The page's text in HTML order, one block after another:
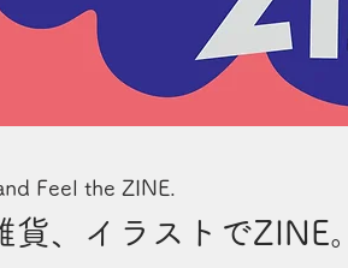
Feel the ZINE.
貨、イラストでZINE。